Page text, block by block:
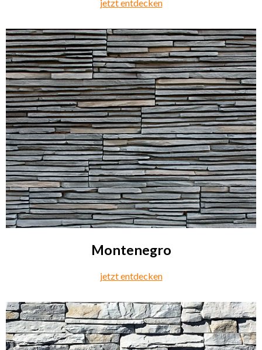
jetzt entdecken
Montenegro
jetzt entdecken